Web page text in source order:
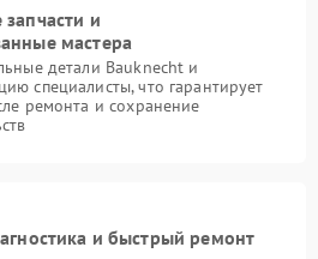
и
мастера
детали Bauknecht и
специалисты, что гарантирует
ремонта и сохранение
и быстрый ремонт